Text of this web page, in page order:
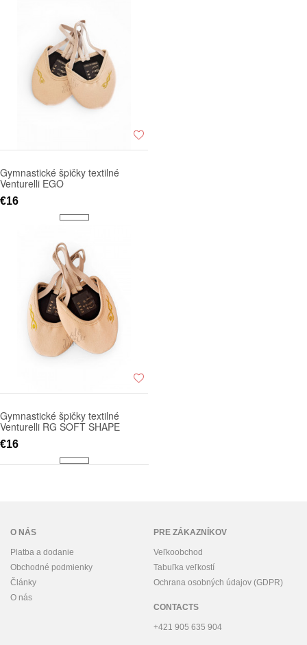
Gymnastické špičky textilné
Venturelli EGO
€16
Gymnastické špičky textilné
Venturelli RG SOFT SHAPE
€16
O NÁS
Platba a dodanie
Obchodné podmienky
Články
O nás
PRE ZÁKAZNÍKOV
Veľkoobchod
Tabuľka veľkostí
Ochrana osobných údajov (GDPR)
CONTACTS
+421 905 635 904